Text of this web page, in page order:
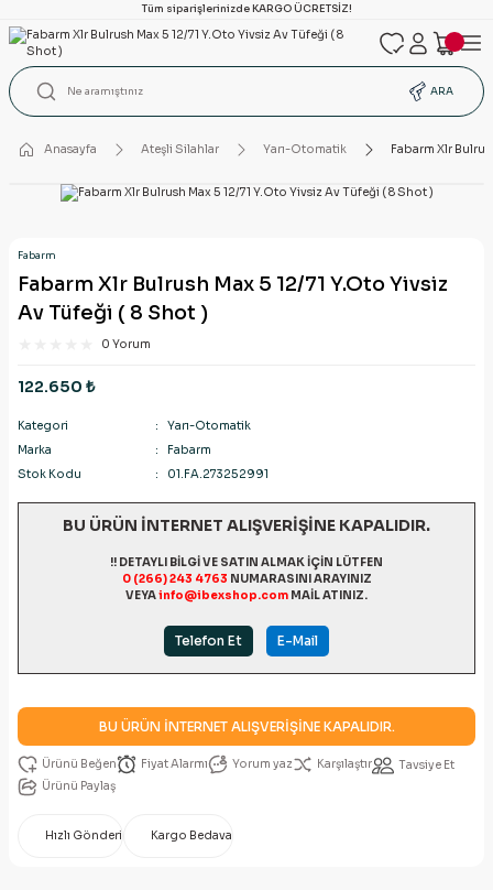
Tüm siparişlerinizde KARGO ÜCRETSİZ!
ARA
Anasayfa Ateşli Silahlar Yarı-Otomatik Fabarm Xlr
Fabarm
Fabarm Xlr Bulrush Max 5 12/71 Y.Oto Yivsiz
Av Tüfeği ( 8 Shot )
0 Yorum
122.650 ₺
Kategori
Yarı-Otomatik
Marka
Fabarm
Stok Kodu
01.FA.273252991
BU ÜRÜN İNTERNET ALIŞVERİŞİNE KAPALIDIR.
!! DETAYLI BİLGİ VE SATIN ALMAK İÇİN LÜTFEN
0 (266) 243 4763 NUMARASINI ARAYINIZ
VEYAinfo@ibexshop.com MAİL ATINIZ.
Telefon Et E-Mail
BU ÜRÜN İNTERNET ALIŞVERİŞİNE KAPALIDIR.
Fiyat Alarmı Yorum yaz Karşılaştır
Tavsiye Et
Ürünü Paylaş
Hızlı Gönderi Kargo Bedava